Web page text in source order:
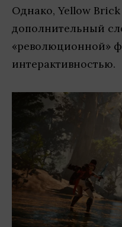
Однако, Yellow
дополнительный
«революционной»
интерактивностью.